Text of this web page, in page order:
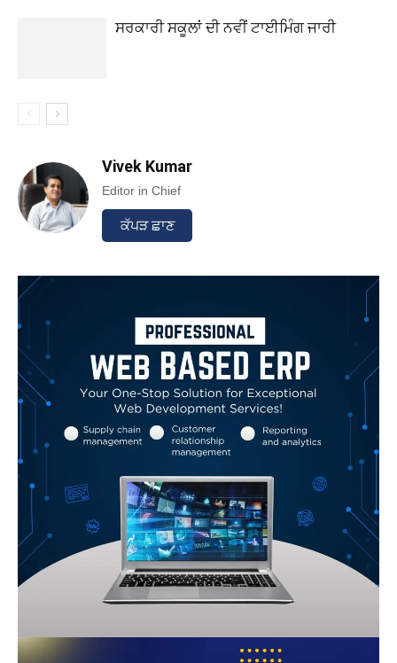
ਸਰਕਾਰੀ ਸਕੂਲਾਂ ਦੀ ਨਵੀਂ ਟਾਈਮਿੰਗ ਜਾਰੀ
Vivek Kumar
Editor in Chief
ਕੱਪੜ ਛਾਣ